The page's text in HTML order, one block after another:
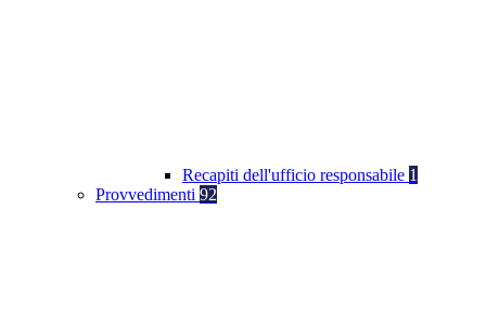
Recapiti dell'ufficio responsabile 1
Provvedimenti 92